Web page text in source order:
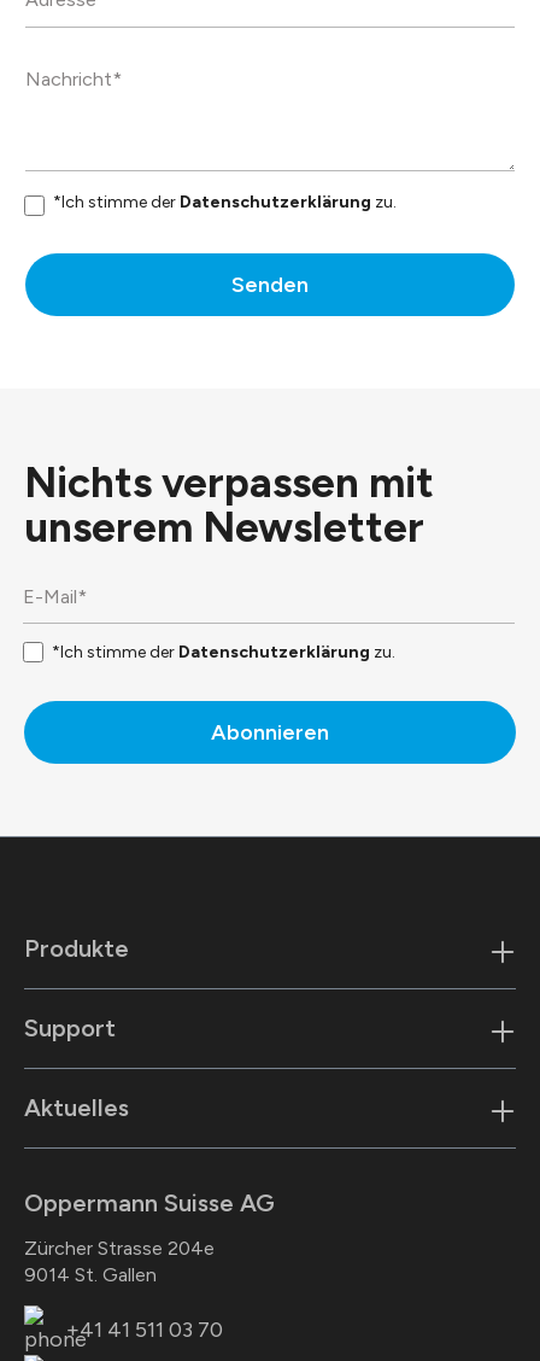
*Ich stimme der Datenschutzerklärung zu.
Senden
Nichts verpassen mit
unserem Newsletter
*Ich stimme der Datenschutzerklärung zu.
Abonnieren
Oppermann Suisse AG
Zürcher Strasse 204e
9014 St. Gallen
+41 41 511 03 70
Produkte
Support
Aktuelles